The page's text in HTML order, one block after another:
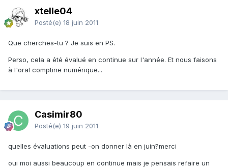
xtelle04
Posté(e) 18 juin 2011
Que cherches-tu ? Je suis en PS.
Perso, cela a été évalué en continue sur l'année. Et nous faisons
à l'oral comptine numérique...
Casimir80
Posté(e) 19 juin 2011
quelles évaluations peut -on donner là en juin?merci
oui moi aussi beaucoup en continue mais je pensais refaire un